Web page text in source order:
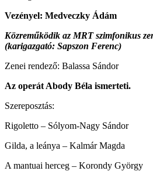
Vezényel: Medveczky Ádám
Közreműködik az MRT szimfonikus
(karigazgató: Sapszon Ferenc)
Zenei rendező: Balassa Sándor
Az operát Abody Béla ismerteti.
Szereposztás:
Rigoletto – Sólyom-Nagy Sándor
Gilda, a leánya – Kalmár Magda
A mantuai herceg – Korondy György